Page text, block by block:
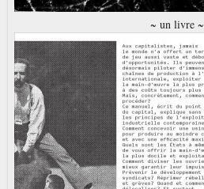
~ un livre ~